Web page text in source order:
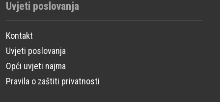
Uvjeti poslovanja
Kontakt
Uvjeti poslovanja
Opći uvjeti najma
Pravila o zaštiti privatnosti